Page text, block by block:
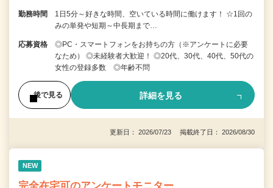
勤務時間
1日5分～好きな時間、空いている時間に働けます！ ☆1回の
みの単発や短期～中長期まで…
応募資格
◎PC・スマートフォンをお持ちの方（※アンケートに必要
なため） ◎未経験者大歓迎！ ◎20代、30代、40代、50代の
女性の登録多数 ◎年齢不問
後で見る 詳細を見る
更新日： 2026/07/23 掲載終了日： 2026/08/30
NEW